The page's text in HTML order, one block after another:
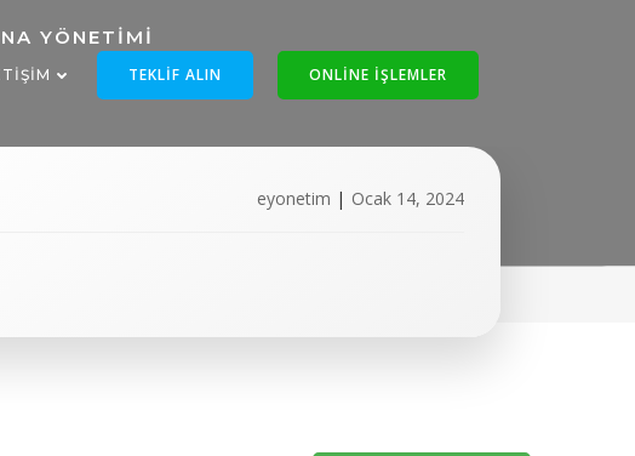
TEKLIF ALIN ONLINE IŞLEMLER
firmalari
eyonetim | Ocak 14, 2024